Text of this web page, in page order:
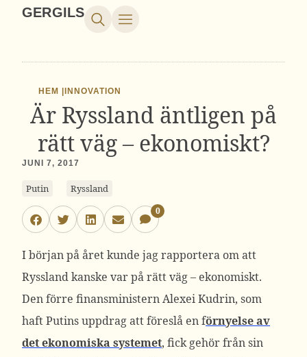
GERGILS
HEM | INNOVATION
Är Ryssland äntligen på
rätt väg – ekonomiskt?
JUNI 7, 2017
Putin Ryssland
0
I början på året kunde jag rapportera om att
Ryssland kanske var på rätt väg – ekonomiskt.
Den förre finansministern Alexei Kudrin, som
haft Putins uppdrag att föreslå en förnyelse av
det ekonomiska systemet, fick gehör från sin